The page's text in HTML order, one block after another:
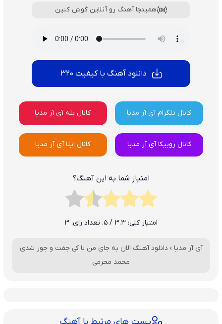
همینجا آهنگ رو آنلاین گوش کنین
دانلود آهنگ با کیفیت 320
کانال تلگرام آی آر مدیا کانال بله آی آر مدیا
کانال روبیکا آی آر مدیا کانال ایتا آی آر مدیا
امتیاز شما به این آهنگ؟
امتیاز کلی: 3.3 / 5. تعداد رای: 3
آی آر مدیا › دانلود آهنگ الان به جای من با کی جفت و جور شدی
محمد محرمی
پست های مرتبط با آهنگ